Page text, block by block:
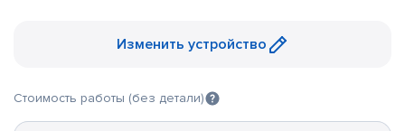
Изменить устройство
Стоимость работы (без детали)